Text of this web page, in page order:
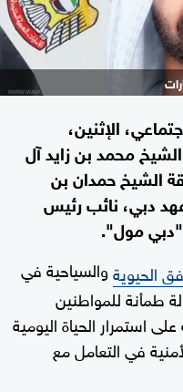
الإثنين،
محمد بن زايد آل
الشيخ حمدان بن
دبي، نائب رئيس
"دبي مول".
الحيويةوالسياحية في
طمأنة للمواطنين
استمرار الحياة اليومية
في التعامل مع